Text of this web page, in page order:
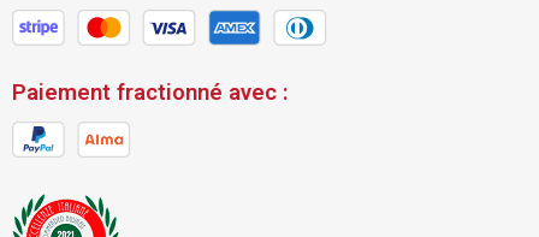
Paiement fractionné avec :